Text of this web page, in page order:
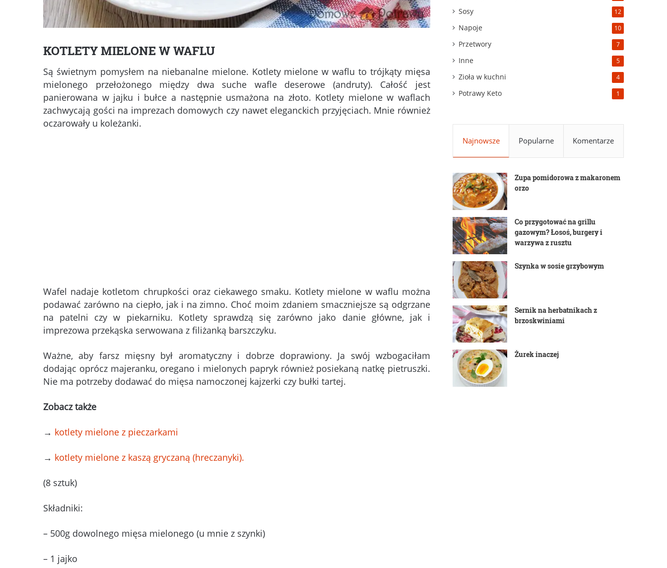
KOTLETY MIELONE W WAFLU
Są świetnym pomysłem na niebanalne mielone. Kotlety mielone w waflu to trójkąty mięsa
mielonego przełożonego między dwa suche wafle deserowe (andruty). Całość jest
panierowana w jajku i bułce a następnie usmażona na złoto. Kotlety mielone w waflach
zachwycają gości na imprezach domowych czy nawet eleganckich przyjęciach. Mnie również
oczarowały u koleżanki.
Wafel nadaje kotletom chrupkości oraz ciekawego smaku. Kotlety mielone w waflu można
podawać zarówno na ciepło, jak i na zimno. Choć moim zdaniem smaczniejsze są odgrzane
na patelni czy w piekarniku. Kotlety sprawdzą się zarówno jako danie główne, jak i
imprezowa przekąska serwowana z filiżanką barszczyku.
Ważne, aby farsz mięsny był aromatyczny i dobrze doprawiony. Ja swój wzbogaciłam
dodając oprócz majeranku, oregano i mielonych papryk również posiekaną natkę pietruszki.
Nie ma potrzeby dodawać do mięsa namoczonej kajzerki czy bułki tartej.
Zobacz także
→ kotlety mielone z pieczarkami
→ kotlety mielone z kaszą gryczaną (hreczanyki).
(8 sztuk)
Składniki:
– 500g dowolnego mięsa mielonego (u mnie z szynki)
– 1 jajko
Sosy 12
Napoje 10
Przetwory 7
Inne 5
Zioła w kuchni 4
Potrawy Keto 1
Najnowsze Popularne Komentarze
Zupa pomidorowa z makaronem
orzo
Co przygotować na grillu
gazowym? Łosoś, burgery i
warzywa z rusztu
Szynka w sosie grzybowym
Sernik na herbatnikach z
brzoskwiniami
Żurek inaczej